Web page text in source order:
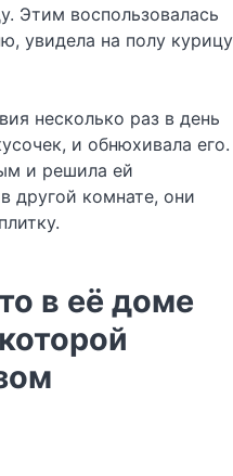
Этим воспользовалась
увидела на полу курицу
несколько раз в день
и обнюхивала его.
и решила ей
другой комнате, они
в её доме